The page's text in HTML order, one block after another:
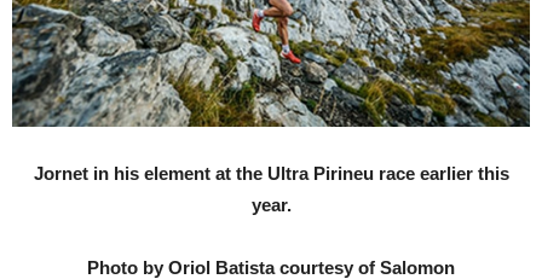
Jornet in his element at the Ultra Pirineu race earlier this
year.
Photo by Oriol Batista courtesy of Salomon